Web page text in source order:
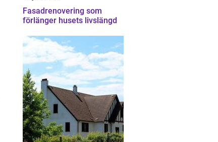
Fasadrenovering som
förlänger husets livslängd